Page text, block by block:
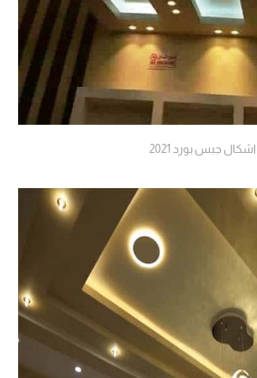
اشكال جبس بورد 2021